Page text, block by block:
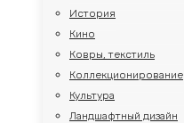
История
Кино
Ковры, текстиль
Коллекционирование
Культура
Ландшафтный дизайн